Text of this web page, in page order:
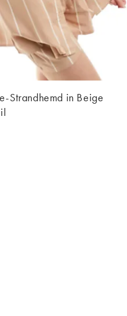
Strandhemd in Beige
€ (0%). Vorher 38,99 €.